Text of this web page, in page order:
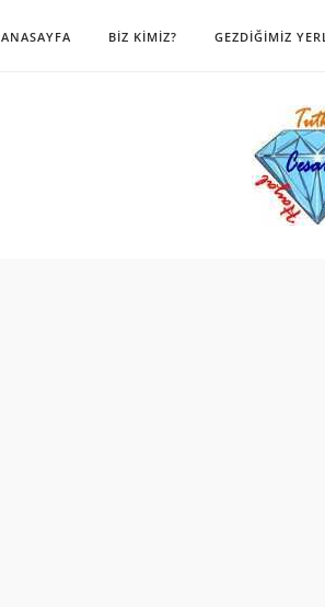
ANASAYFA BİZ KİMİZ? GEZDIĞIMIZ